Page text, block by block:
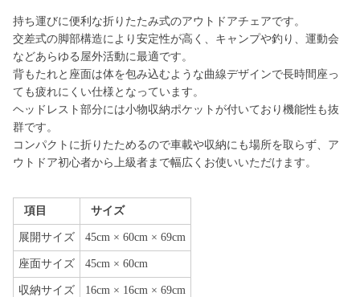
持ち運びに便利な折りたたみ式のアウトドアチェアです。
交差式の脚部構造により安定性が高く、キャンプや釣り、運動会
などあらゆる屋外活動に最適です。
背もたれと座面は体を包み込むような曲線デザインで長時間座っ
ても疲れにくい仕様となっています。
ヘッドレスト部分には小物収納ポケットが付いており機能性も抜
群です。
コンパクトに折りたためるので車載や収納にも場所を取らず、ア
ウトドア初心者から上級者まで幅広くお使いいただけます。
項目 サイズ
展開サイズ 45cm × 60cm × 69cm
座面サイズ 45cm × 60cm
収納サイズ 16cm × 16cm × 69cm